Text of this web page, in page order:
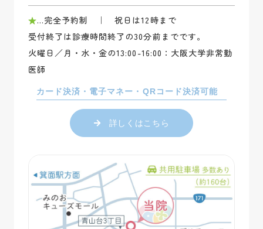
★…完全予約制 ｜ 祝日は12時まで
受付終了は診療時間終了の30分前までです。
火曜日／月・水・金の13:00-16:00：大阪大学非常勤
医師
カード決済・電子マネー・QRコード決済可能
詳しくはこちら